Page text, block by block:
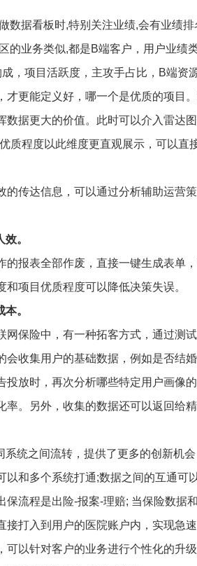
数据看板时,特别关注业绩,会有业绩
的业务类似,都是B端客户，用户业绩
，项目活跃度，主攻手占比，B端资
才更能定义好，哪一个是优质的项目
数据更大的价值。此时可以介入雷达
质程度以此维度更直观展示，可以直
的传达信息，可以通过分析辅助运营
。
的报表全部作废，直接一键生成表单
和项目优质程度可以降低决策失误。
。
网保险中，有一种拓客方式，通过测
会收集用户的基础数据，例如是否结
投放时，再次分析哪些特定用户画像
率。另外，收集的数据还可以返回给
系统之间流转，提供了更多的创新机会
以和多个系统打通;数据之间的互通可
保流程是出险-报案-理赔; 当保险数据
接打入到用户的医院账户内，实现
可以针对客户的业务进行个性化的升